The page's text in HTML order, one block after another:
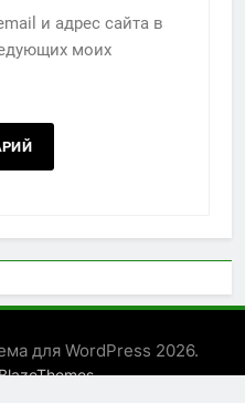
и адрес сайта в
моих
для WordPress 2026.
.